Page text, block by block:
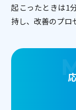
起こったときは1
持し、改善のプロ